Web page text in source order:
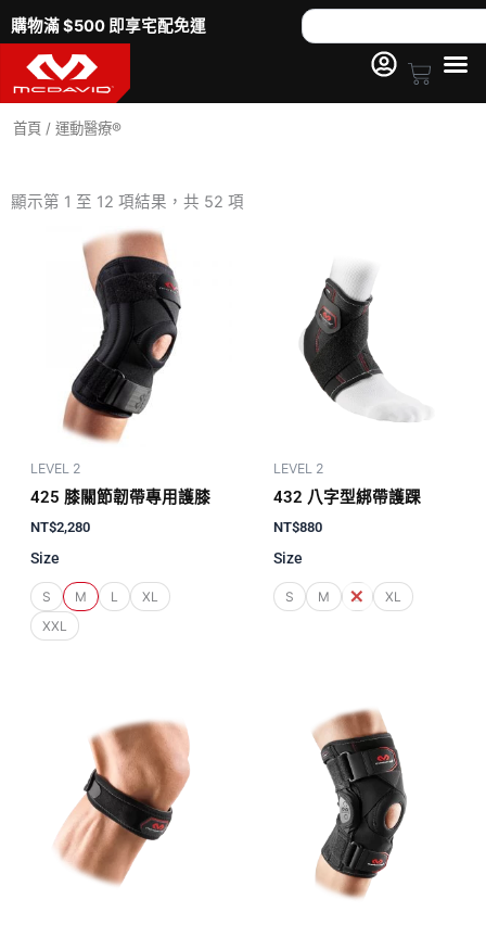
至
要
購物滿 $500 即享宅配免運 Search
Cart
首頁 / 運動醫療®
顯示第 1 至 12 項結果，共 52 項
LEVEL 2
425 膝關節韌帶專用護膝
NT$2,280
Size
S M L
XL
XXL
LEVEL 2
432 八字型綁帶護踝
NT$880
Size
S M L XL